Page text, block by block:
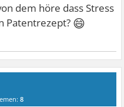
dem höre dass Stress
Patentrezept? 😄
8